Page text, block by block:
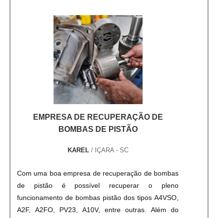
em oferecer aos clientes produtos e serviços com
alta qualidade, aliada ao preço competitivo. A Karel
busca oferecer um atendimento de forma
personalizada, fazendo as indicações que melhor
atende cada cliente. Além disso, a empresa tem
como compromisso oferecer um pós-venda com
agilidade e qualidade, já que conta com uma equipe
EMPRESA DE RECUPERAÇÃO DE
BOMBAS DE PISTÃO
KAREL/ IÇARA - SC
Com uma boa empresa de recuperação de bombas
de pistão é possível recuperar o pleno
funcionamento de bombas pistão dos tipos A4VSO,
A2F, A2FO, PV23, A10V, entre outras. Além do